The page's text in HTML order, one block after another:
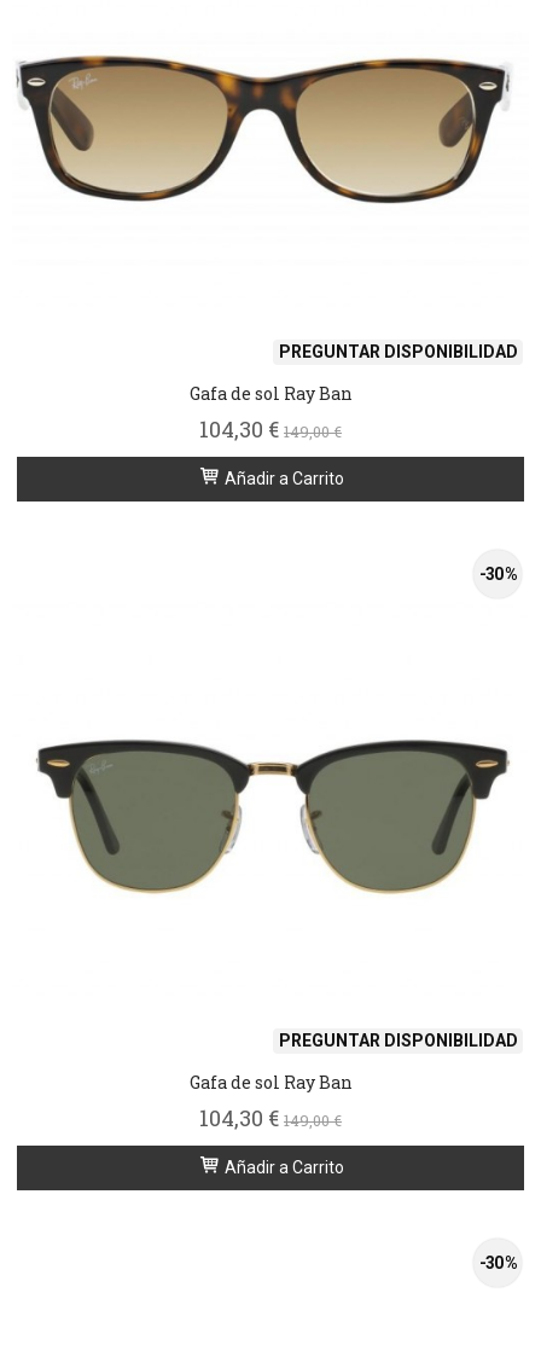
PREGUNTAR DISPONIBILIDAD
Gafa de sol Ray Ban
104,30 € 149,00 €
Añadir a Carrito
PREGUNTAR DISPONIBILIDAD
-30 %
Gafa de sol Ray Ban
104,30 € 149,00 €
Añadir a Carrito
-30 %